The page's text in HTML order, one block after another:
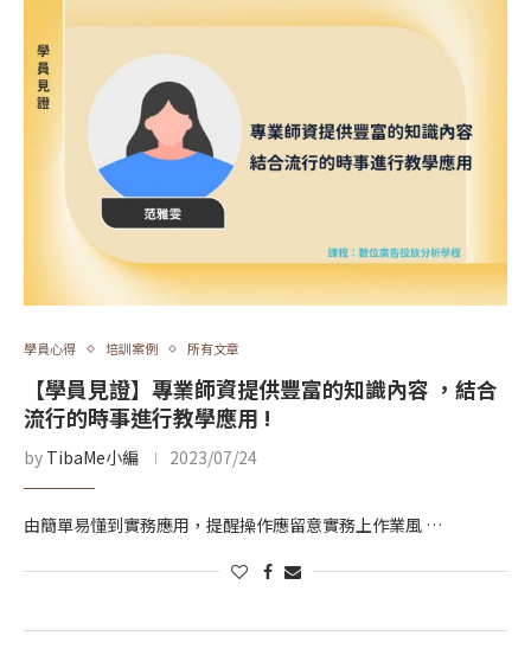
學員心得 培訓案例 所有文章
【學員見證】專業師資提供豐富的知識內容 ，結合
流行的時事進行教學應用 !
by TibaMe小編 2023/07/24
由簡單易懂到實務應用，提醒操作應留意實務上作業風 …